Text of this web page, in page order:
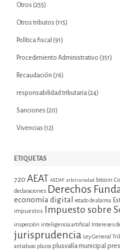
Otros (255)
Otros tributos (115)
Política fiscal (91)
Procedimiento Administrativo (351)
Recaudación (76)
responsabilidad tributaria (24)
Sanciones (20)
Vivencias (12)
ETIQUETAS
720 AEAT AEDAF arbitrariedad bitcoin
declaraciones Derechos
economía digital estado de alarma
impuestos Impuesto sobre
inspección inteligencia artificial Intereses
jurisprudencia Ley General
antiabuso plazos plusvalía municipal